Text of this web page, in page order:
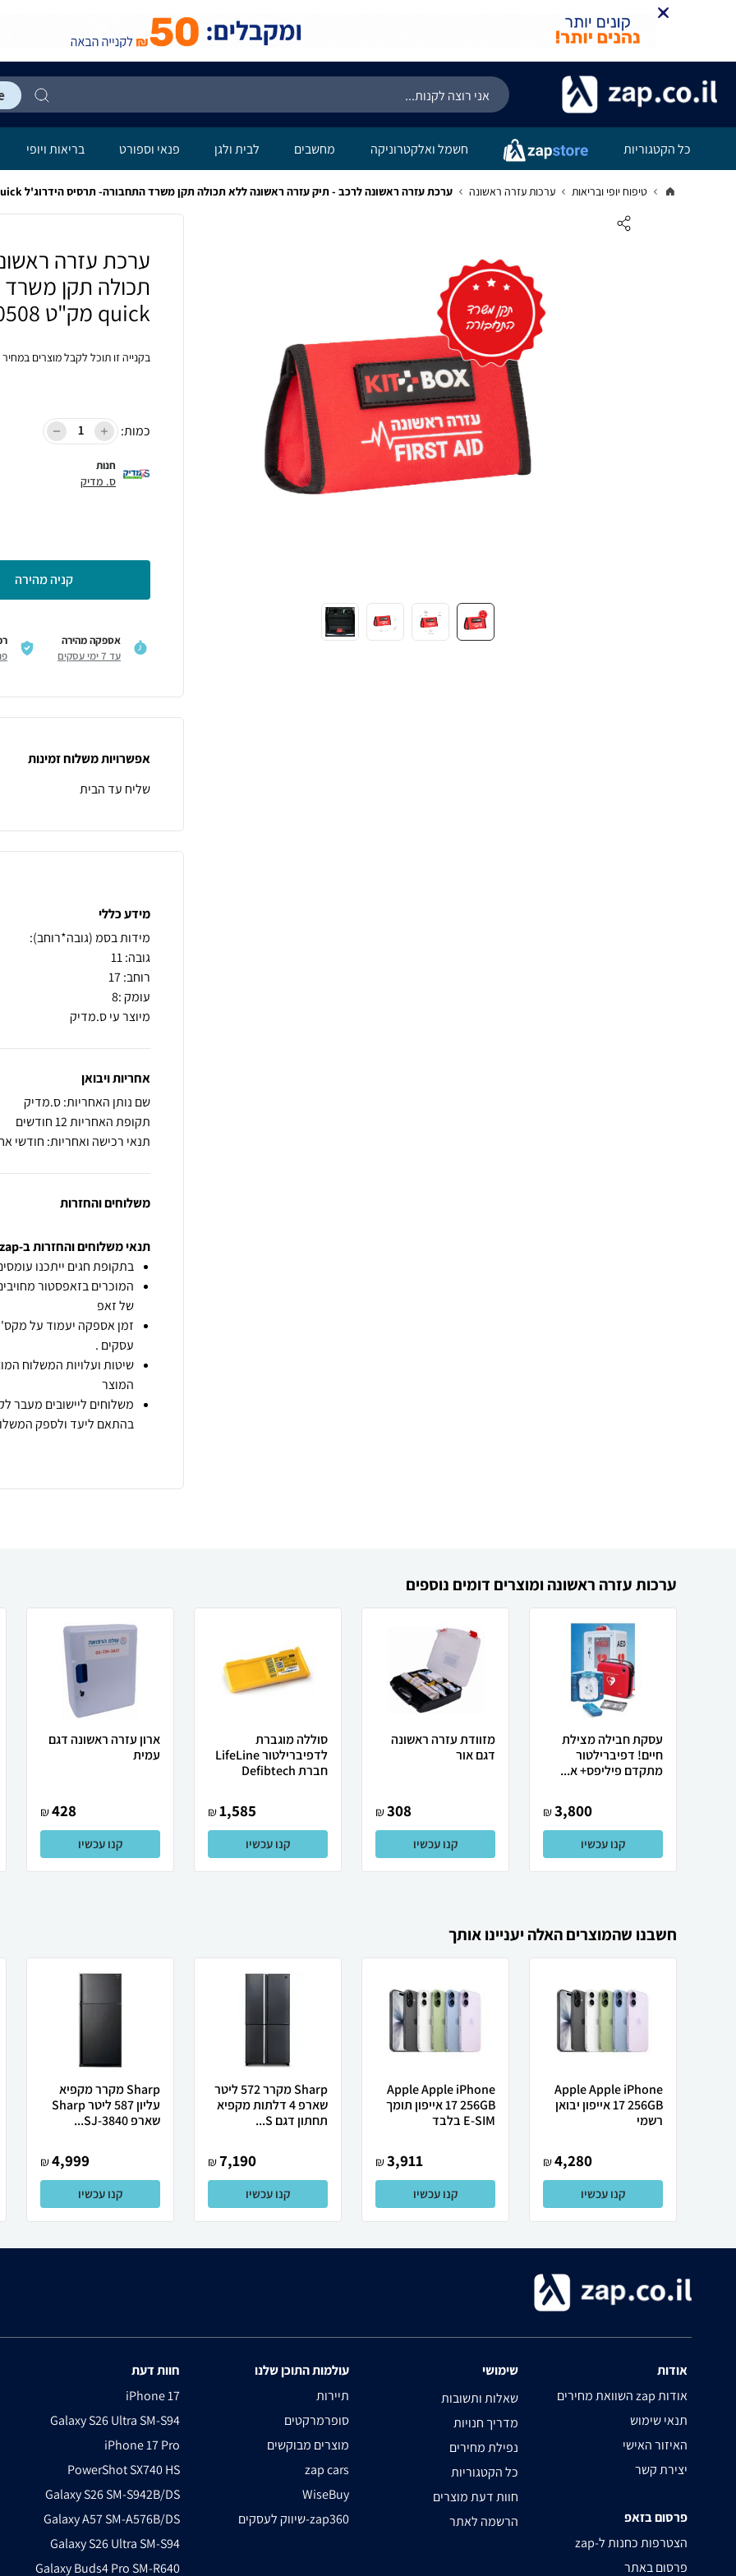
כל הקטגוריות חשמל ואלקטרוניקה מחשבים לבית ולגן פנאי וספורט בריאות ויופי
טיפוח יופי ובריאות ערכות עזרה ראשונה ערכת עזרה ראשונה לרכב - תיק עזרה ראשונה ללא תכולה תקן משרד התחבורה- תרסיס הידרוג'ל b-quick מק"ט 40508
ערכת עזרה
quick מק"ט 40508
בקנייה זו תוכל לקבל מוצרים במחיר
כמות:
חנות
ס. מדיק
קניה מהירה
אספקה מהירה
עד 7 ימי עסקים
אפשרויות משלוח זמינות
שליח עד הבית
מידע כללי
מיוצר עי ס.מדיק
אחריות ויבואן
שם נותן האחריות: ס.מדיק
תקופת האחריות 12 חודשים
תנאי רכישה ואחריות: חודשי
משלוחים והחזרות
תנאי משלוחים והחזרות ב-zap
בתקופת חגים ייתכנו
המוכרים בזאפסטור
של זאפ
זמן אספקה יעמוד על מקס' 7 ימי עסקים מיום
עסקים .
שיטות ועלויות המשלוח
המוצר
משלוחים ליישובים מעבר
בהתאם ליעד ולספק
ערכות עזרה ראשונה ומוצרים דומים נוספים
עסקת חבילה מצילת
חיים! דפיברילטור
מתקדם פיליפס+ א...
3,800
₪
קנו עכשיו
מזוודת עזרה ראשונה
דגם אור
308
₪
קנו עכשיו
סוללה מוגברת
לדפיברילטור LifeLine
חברת Defibtech
1,585
₪
קנו עכשיו
ארון עזרה ראשונה דגם
עמית
428
₪
קנו עכשיו
חשבנו שהמוצרים האלה יעניינו אותך
Apple Apple iPhone
17 256GB אייפון יבואן
רשמי
4,280
₪
קנו עכשיו
Apple Apple iPhone
17 256GB אייפון תומך
E-SIM בלבד
3,911
₪
קנו עכשיו
Sharp מקרר 572 ליטר
שארפ 4 דלתות מקפיא
תחתון דגם S...
7,190
₪
קנו עכשיו
Sharp מקרר מקפיא
עליון 587 ליטר Sharp
שארפ SJ-3840...
4,999
₪
קנו עכשיו
אודות
השוואת מחירים zap אודות
תנאי שימוש
האיזור האישי
יצירת קשר
פרסום בזאפ
zap-הצטרפות כחנות ל
פרסום באתר
שימושי
שאלות ותשובות
מדריך חנויות
נפילת מחירים
כל הקטגוריות
חוות דעת מוצרים
הרשמה לאתר
עולמות התוכן שלנו
תיירות
סופרמרקטים
מוצרים מבוקשים
zap cars
WiseBuy
שיווק לעסקים-zap360
חוות דעת
iPhone 17
Galaxy S26 Ultra SM-S94
iPhone 17 Pro
PowerShot SX740 HS
Galaxy S26 SM-S942B/DS
Galaxy A57 SM-A576B/DS
Galaxy S26 Ultra SM-S94
Galaxy Buds4 Pro SM-R640